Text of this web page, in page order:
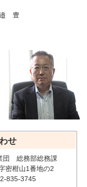
せ
団 総務部総務課
密柑山1番地の2
835-3745